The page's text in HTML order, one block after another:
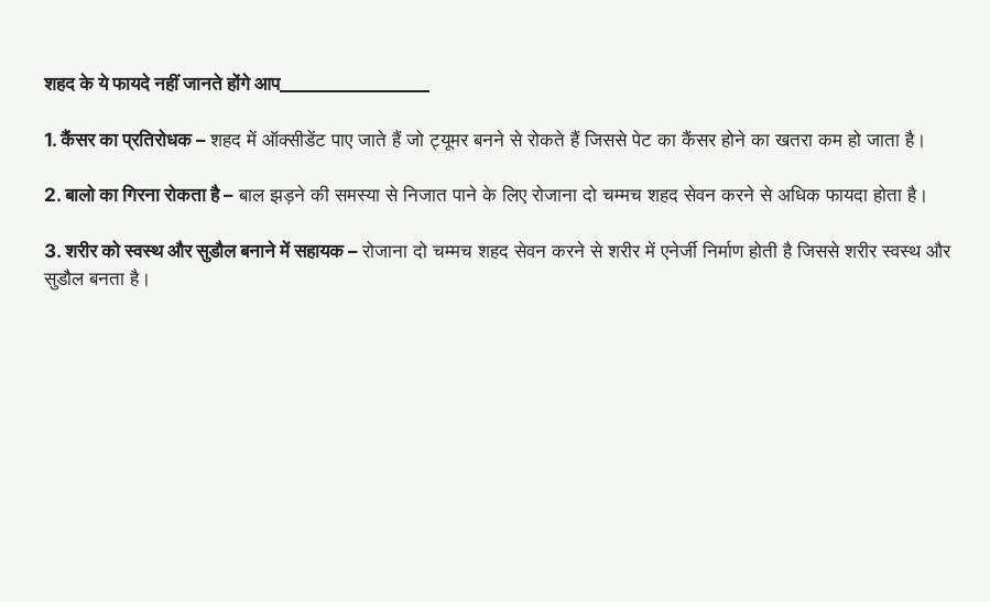
शहद के ये फायदे नहीं जानते होंगे आप_________________
1. कैंसर का प्रतिरोधक –शहद में ऑक्सीडेंट पाए जाते हैं जो ट्यूमर बनने से रोकते हैं जिससे पेट का कैंसर होने का खतरा कम हो जाता है।
2. बालो का गिरना रोकता है – बाल झड़ने की समस्या से निजात पाने के लिए रोजाना दो चम्मच शहद सेवन करने से अधिक फायदा होता है।
3. शरीर को स्वस्थ और सुडौल बनाने में सहायक –रोजाना दो चम्मच शहद सेवन करने से शरीर में एनेर्जी निर्माण होती है जिससे शरीर स्वस्थ और
सुडौल बनता है।